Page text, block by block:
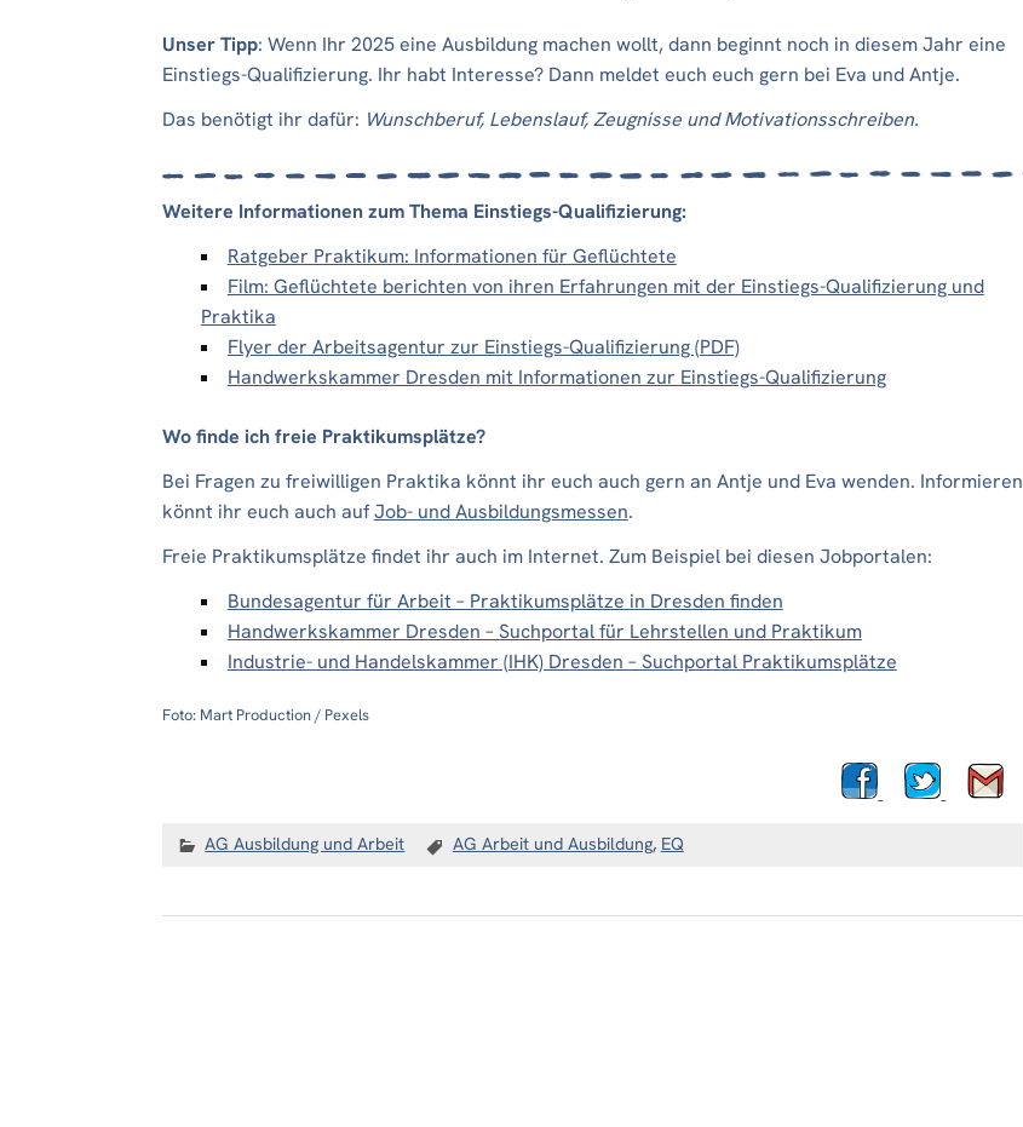
Unser Tipp: Wenn Ihr 2025 eine Ausbildung machen wollt, dann beginnt noch in diesem Jahr eine
Einstiegs-Qualifizierung. Ihr habt Interesse? Dann meldet euch euch gern bei Eva und Antje.
Das benötigt ihr dafür: Wunschberuf, Lebenslauf, Zeugnisse und Motivationsschreiben.
Weitere Informationen zum Thema Einstiegs-Qualifizierung:
Ratgeber Praktikum: Informationen für Geflüchtete
Film: Geflüchtete berichten von ihren Erfahrungen mit der Einstiegs-Qualifizierung und
Praktika
Flyer der Arbeitsagentur zur Einstiegs-Qualifizierung (PDF)
Handwerkskammer Dresden mit Informationen zur Einstiegs-Qualifizierung
Wo finde ich freie Praktikumsplätze?
Bei Fragen zu freiwilligen Praktika könnt ihr euch auch gern an Antje und Eva wenden. Informieren
könnt ihr euch auch aufJob- und Ausbildungsmessen.
Freie Praktikumsplätze findet ihr auch im Internet. Zum Beispiel bei diesen Jobportalen:
Bundesagentur für Arbeit – Praktikumsplätze in Dresden finden
Handwerkskammer Dresden – Suchportal für Lehrstellen und Praktikum
Industrie- und Handelskammer (IHK) Dresden – Suchportal Praktikumsplätze
Foto: Mart Production / Pexels
AG Ausbildung und Arbeit AG Arbeit und Ausbildung, EQ